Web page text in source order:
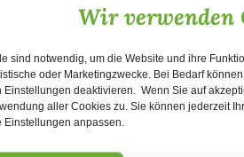
Wir verwenden
sind notwendig, um die Website und ihre
oder Marketingzwecke. Bei Bedarf
Einstellungen deaktivieren. Wenn Sie auf
aller Cookies zu. Sie können jederzeit
Einstellungen anpassen.